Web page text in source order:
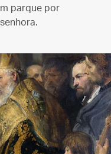
parque por